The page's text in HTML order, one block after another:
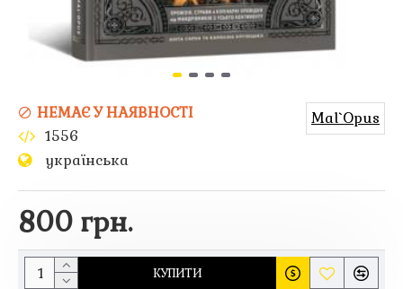
800 грн.
НЕМАЄ У НАЯВНОСТІ
1556
українська
Mal`Opus
КУПИТИ